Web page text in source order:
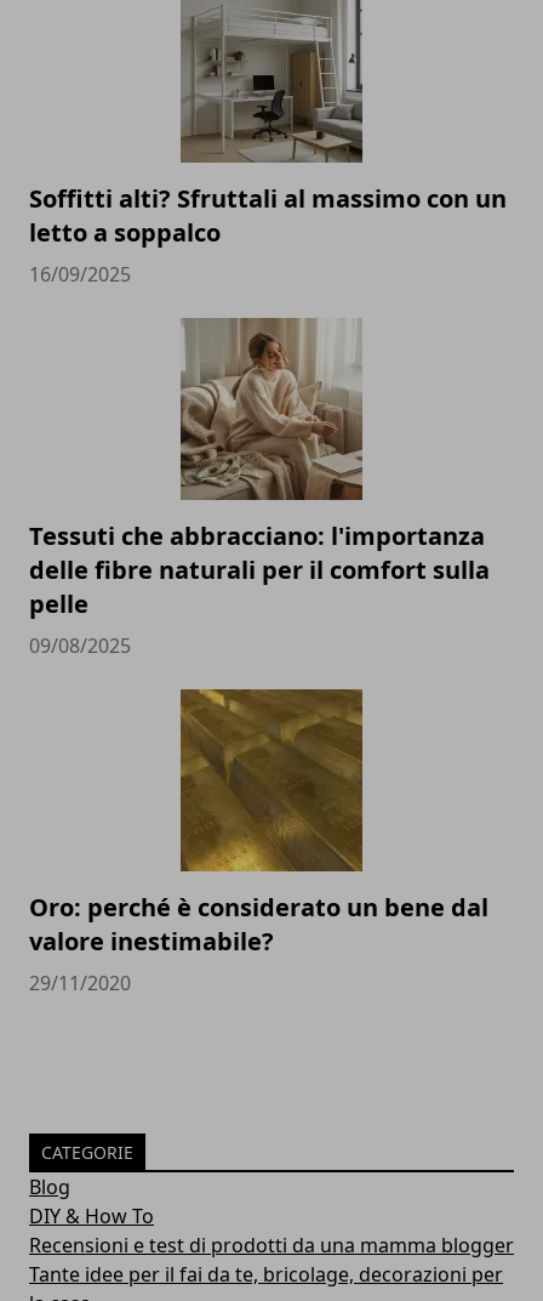
Soffitti alti? Sfruttali al massimo con un
letto a soppalco
16/09/2025
Tessuti che abbracciano: l'importanza
delle fibre naturali per il comfort sulla
pelle
09/08/2025
Oro: perché è considerato un bene dal
valore inestimabile?
29/11/2020
CATEGORIE
Blog
DIY & How To
Recensioni e test di prodotti da una mamma blogger
Tante idee per il fai da te, bricolage, decorazioni per